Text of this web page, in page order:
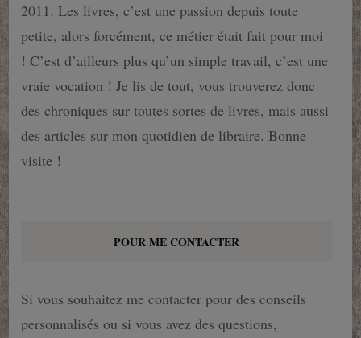
2011. Les livres, c’est une passion depuis toute
petite, alors forcément, ce métier était fait pour moi
! C’est d’ailleurs plus qu’un simple travail, c’est une
vraie vocation ! Je lis de tout, vous trouverez donc
des chroniques sur toutes sortes de livres, mais aussi
des articles sur mon quotidien de libraire. Bonne
visite !
POUR ME CONTACTER
Si vous souhaitez me contacter pour des conseils
personnalisés ou si vous avez des questions,